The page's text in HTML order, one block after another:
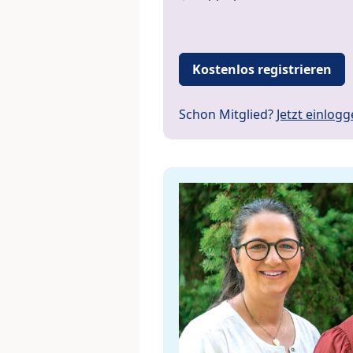
Kostenlos registrieren
Schon Mitglied? Jetzt